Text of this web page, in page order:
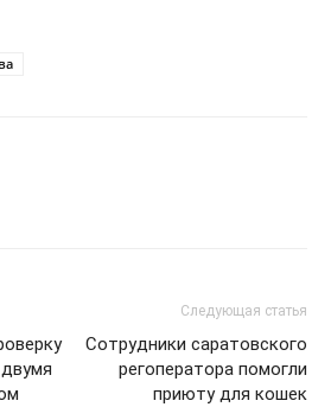
Следующая статья
Сотрудники саратовского
регоператора помогли
приюту для кошек